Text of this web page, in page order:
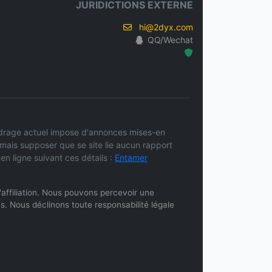
JURIDICTIONS EXTERNE
hi@2dyx.com
QQ/Wechat
actuel impose d'annonces mises-en
supposer que se site lie aucun rapport
ligne suivant ces détails : Entamer
Nous pouvons percevoir une
Nous déclinons toute responsabilité légale